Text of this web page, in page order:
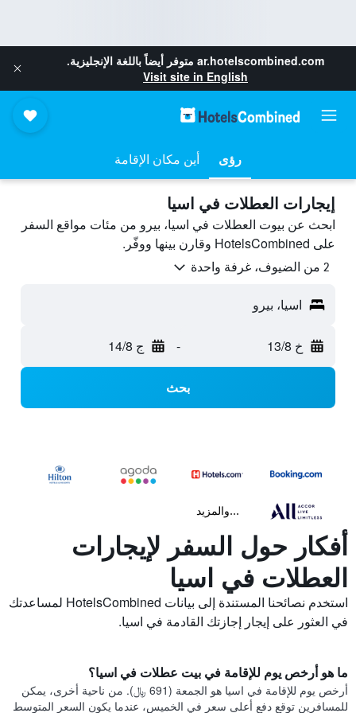
ar.hotelscombined.com متوفر أيضاً باللغة الإنجليزية.
Visit site in English
رؤى أين مكان الإقامة
إيجارات العطلات في اسيا
ابحث عن بيوت العطلات في اسيا، بيرو من مئات مواقع السفر
على HotelsCombined وقارن بينها ووفّر.
2 من الضيوف، غرفة واحدة
اسيا، بيرو
خ 13/8 - ج 14/8
بحث
...والمزيد
أفكار حول السفر لإيجارات
العطلات في اسيا
استخدم نصائحنا المستندة إلى بيانات HotelsCombined لمساعدتك
في العثور على إيجار إجازتك القادمة في اسيا.
ما هو أرخص يوم للإقامة في بيت عطلات في اسيا؟
أرخص يوم للإقامة في اسيا هو الجمعة (691 ﷼). من ناحية أخرى، يمكن
للمسافرين توقع دفع أعلى سعر في الخميس، عندما يكون السعر المتوسط